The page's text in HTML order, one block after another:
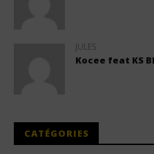
JULES
Kocee feat KS
CATÉGORIES